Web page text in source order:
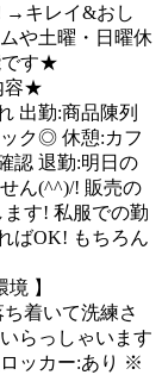
→キレイ&おし
や土曜・日曜休
です★
★
:商品陳列
ク◎ 休憩:カフ
認 退勤:明日の
ん(^^)/! 販売の
す! 私服での勤
ばOK! もちろん
】
いて洗練さ
らっしゃいます
ッカー:あり ※